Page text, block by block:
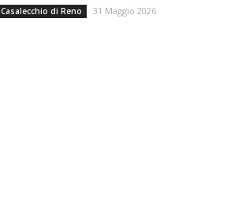
Casalecchio di Reno 31 Maggio 2026